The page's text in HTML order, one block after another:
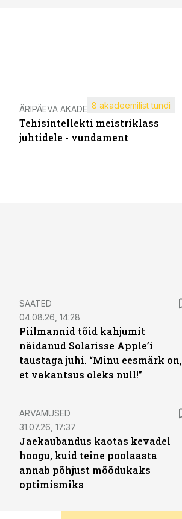
ÄRIPÄEVA AKADEEMIA
Tehisintellekti meistriklass
juhtidele - vundament
8 akadeemilist tundi
SAATED
04.08.26, 14:28
Piilmannid tõid kahjumit
näidanud Solarisse Apple’i
taustaga juhi. “Minu eesmärk on,
et vakantsus oleks null!”
ARVAMUSED
31.07.26, 17:37
Jaekaubandus kaotas kevadel
hoogu, kuid teine poolaasta
annab põhjust mõõdukaks
optimismiks